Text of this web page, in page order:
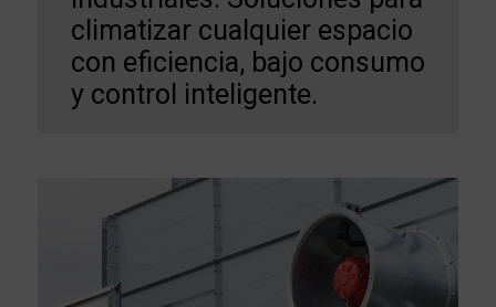
climatizar cualquier espacio
con eficiencia, bajo consumo
y control inteligente.